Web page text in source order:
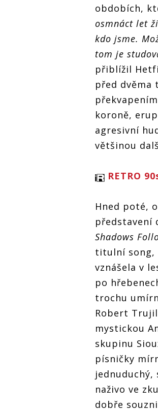
obdobích,
osmnáct let
kdo jsme.
tom je
přiblížil
před dvěma
koroně,
agresivní
většinou
RETRO
Hned poté,
představení
Shadows
titulní song,
vznášela v
po
trochu
Robert
mystickou
skupinu
písničky
naživo ve
dobře